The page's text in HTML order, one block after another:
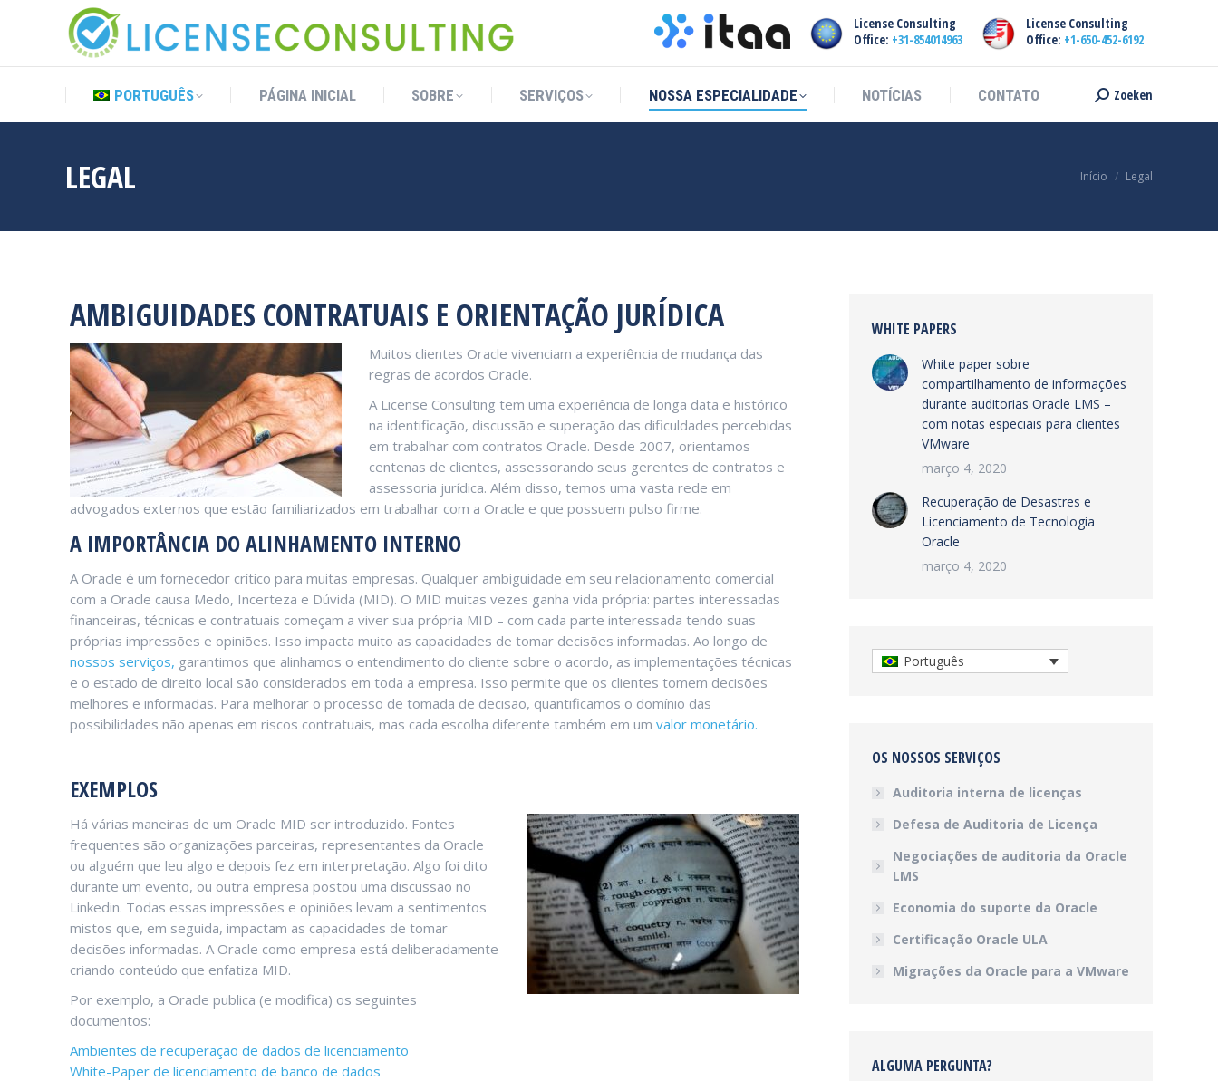
License Consulting
Office: +31-854014963
License Consulting
Office: +1-650-452-6192
PORTUGUÊS PÁGINA INICIAL SOBRE SERVIÇOS NOSSA ESPECIALIDADE NOTÍCIAS CONTATO Procurar:
Zoeken
LEGAL Você está aqui:
Início Legal
AMBIGUIDADES CONTRATUAIS E ORIENTAÇÃO JURÍDICA
Muitos clientes Oracle vivenciam a experiência de mudança das
regras de acordos Oracle.
A License Consulting tem uma experiência de longa data e histórico
na identificação, discussão e superação das dificuldades percebidas
em trabalhar com contratos Oracle. Desde 2007, orientamos
centenas de clientes, assessorando seus gerentes de contratos e
assessoria jurídica. Além disso, temos uma vasta rede em
advogados externos que estão familiarizados em trabalhar com a Oracle e que possuem pulso firme.
A IMPORTÂNCIA DO ALINHAMENTO INTERNO
A Oracle é um fornecedor crítico para muitas empresas. Qualquer ambiguidade em seu relacionamento comercial
com a Oracle causa Medo, Incerteza e Dúvida (MID). O MID muitas vezes ganha vida própria: partes interessadas
financeiras, técnicas e contratuais começam a viver sua própria MID – com cada parte interessada tendo suas
próprias impressões e opiniões. Isso impacta muito as capacidades de tomar decisões informadas. Ao longo de
nossos serviços, garantimos que alinhamos o entendimento do cliente sobre o acordo, as implementações técnicas
e o estado de direito local são considerados em toda a empresa. Isso permite que os clientes tomem decisões
melhores e informadas. Para melhorar o processo de tomada de decisão, quantificamos o domínio das
possibilidades não apenas em riscos contratuais, mas cada escolha diferente também em um valor monetário.
EXEMPLOS
Há várias maneiras de um Oracle MID ser introduzido. Fontes
frequentes são organizações parceiras, representantes da Oracle
ou alguém que leu algo e depois fez em interpretação. Algo foi dito
durante um evento, ou outra empresa postou uma discussão no
Linkedin. Todas essas impressões e opiniões levam a sentimentos
mistos que, em seguida, impactam as capacidades de tomar
decisões informadas. A Oracle como empresa está deliberadamente
criando conteúdo que enfatiza MID.
Por exemplo, a Oracle publica (e modifica) os seguintes
documentos:
Ambientes de recuperação de dados de licenciamento
White-Paper de licenciamento de banco de dados
WHITE PAPERS
White paper sobre
compartilhamento de informações
durante auditorias Oracle LMS –
com notas especiais para clientes
VMware
março 4, 2020
Recuperação de Desastres e
Licenciamento de Tecnologia
Oracle
março 4, 2020
Português
OS NOSSOS SERVIÇOS
Auditoria interna de licenças
Defesa de Auditoria de Licença
Negociações de auditoria da Oracle
LMS
Economia do suporte da Oracle
Certificação Oracle ULA
Migrações da Oracle para a VMware
ALGUMA PERGUNTA?
PORTUGUÊS PÁGINA INICIAL SOBRE NOSSA ESPECIALIDADE NOTÍCIAS CONTATO Procurar:
Zoeken